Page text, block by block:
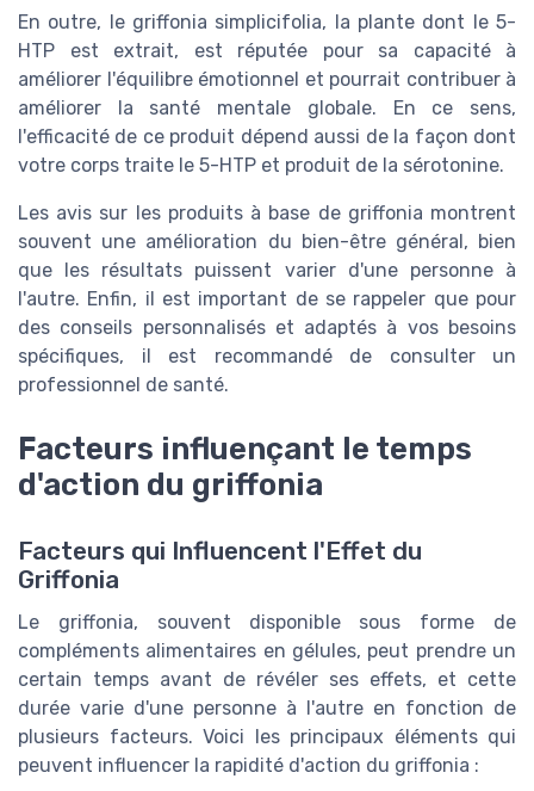
En outre, le griffonia simplicifolia, la plante dont le 5-
HTP est extrait, est réputée pour sa capacité à
améliorer l'équilibre émotionnel et pourrait contribuer à
améliorer la santé mentale globale. En ce sens,
l'efficacité de ce produit dépend aussi de la façon dont
votre corps traite le 5-HTP et produit de la sérotonine.
Les avis sur les produits à base de griffonia montrent
souvent une amélioration du bien-être général, bien
que les résultats puissent varier d'une personne à
l'autre. Enfin, il est important de se rappeler que pour
des conseils personnalisés et adaptés à vos besoins
spécifiques, il est recommandé de consulter un
professionnel de santé.
Facteurs influençant le temps
d'action du griffonia
Facteurs qui Influencent l'Effet du
Griffonia
Le griffonia, souvent disponible sous forme de
compléments alimentaires en gélules, peut prendre un
certain temps avant de révéler ses effets, et cette
durée varie d'une personne à l'autre en fonction de
plusieurs facteurs. Voici les principaux éléments qui
peuvent influencer la rapidité d'action du griffonia :